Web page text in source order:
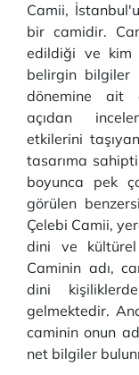
Camii,
bir camidir.
edildiği ve kim
belirgin bilgiler
dönemine ait
açıdan
etkilerini
tasarıma
boyunca pek
görülen
Çelebi Camii,
dini ve
Caminin adı,
dini
gelmektedir.
caminin onun
net bilgiler